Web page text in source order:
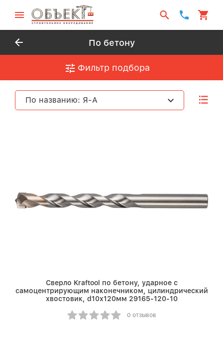
По бетону
Фильтр подбора
По названию: Я-А
Сверло Kraftool по бетону, ударное с
самоцентрирующим наконечником, цилиндрический
хвостовик, d10х120мм 29165-120-10
0 отзывов